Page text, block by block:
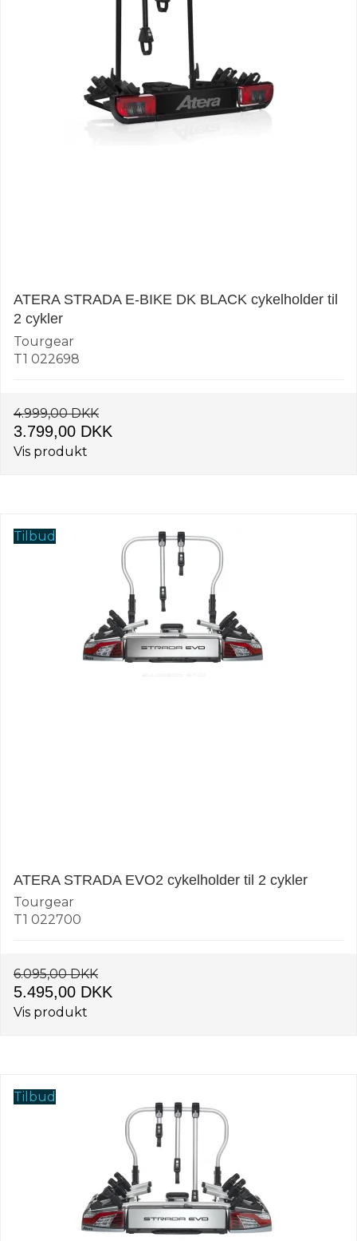
ATERA STRADA E-BIKE DK BLACK cykelholder til
2 cykler
Tourgear
T1 022698
4.999,00 DKK
3.799,00 DKK
Vis produkt
Tilbud
ATERA STRADA EVO2 cykelholder til 2 cykler
Tourgear
T1 022700
6.095,00 DKK
5.495,00 DKK
Vis produkt
Tilbud